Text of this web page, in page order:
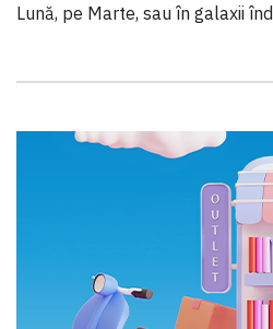
Lună, pe Marte, sau în galaxii